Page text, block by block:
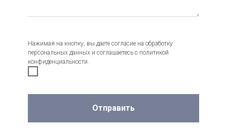
Нажимая на кнопку, вы даете согласие на обработку
персональных данных и соглашаетесь c политикой
конфиденциальности.
Отправить